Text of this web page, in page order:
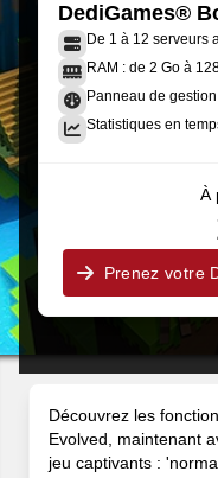
DediGames®
De 1 à 12 serveurs
RAM : de 2 Go à
Panneau de
Statistiques en
À
Prenez votre
Découvrez les
Evolved, maintenant
jeu captivants :